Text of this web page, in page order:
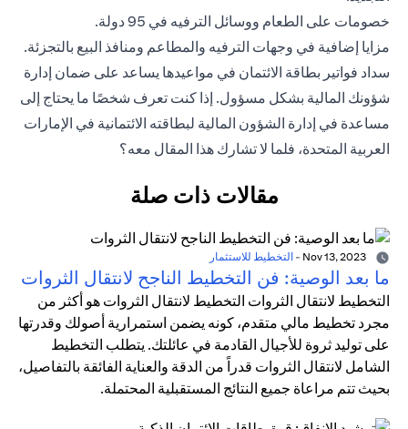
خصومات على الطعام ووسائل الترفيه في 95 دولة.
مزايا إضافية في وجهات الترفيه والمطاعم ومنافذ البيع بالتجزئة.
سداد فواتير بطاقة الائتمان في مواعيدها يساعد على ضمان إدارة
شؤونك المالية بشكل مسؤول. إذا كنت تعرف شخصًا ما يحتاج إلى
مساعدة في إدارة الشؤون المالية لبطاقته الائتمانية في الإمارات
العربية المتحدة، فلما لا تشارك هذا المقال معه؟
مقالات ذات صلة
- التخطيط للاستثمار
ما بعد الوصية: فن التخطيط الناجح لانتقال الثروات
التخطيط لانتقال الثروات التخطيط لانتقال الثروات هو أكثر من
مجرد تخطيط مالي متقدم، كونه يضمن استمرارية أصولك وقدرتها
على توليد ثروة للأجيال القادمة في عائلتك. يتطلب التخطيط
الشامل لانتقال الثروات قدراً من الدقة والعناية الفائقة بالتفاصيل،
بحيث تتم مراعاة جميع النتائج المستقبلية المحتملة.